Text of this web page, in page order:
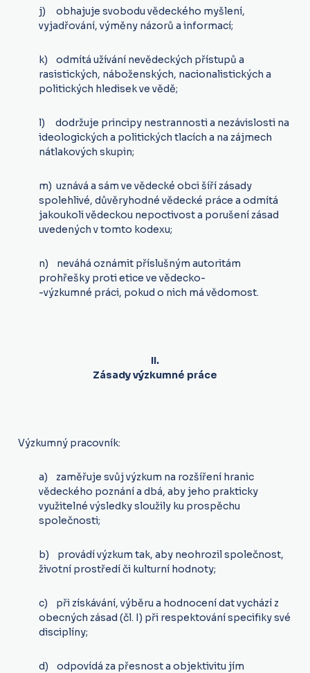
j) obhajuje svobodu vědeckého myšlení,
vyjadřování, výměny názorů a informací;
k) odmítá užívání nevědeckých přístupů a
rasistických, náboženských, nacionalistických a
politických hledisek ve vědě;
l) dodržuje principy nestrannosti a nezávislosti na
ideologických a politických tlacích a na zájmech
nátlakových skupin;
m) uznává a sám ve vědecké obci šíří zásady
spolehlivé, důvěryhodné vědecké práce a odmítá
jakoukoli vědeckou nepoctivost a porušení zásad
uvedených v tomto kodexu;
n) neváhá oznámit příslušným autoritám
prohřešky proti etice ve vědecko-
-výzkumné práci, pokud o nich má vědomost.
II.
Zásady výzkumné práce
Výzkumný pracovník:
a) zaměřuje svůj výzkum na rozšíření hranic
vědeckého poznání a dbá, aby jeho prakticky
využitelné výsledky sloužily ku prospěchu
společnosti;
b) provádí výzkum tak, aby neohrozil společnost,
životní prostředí či kulturní hodnoty;
c) při získávání, výběru a hodnocení dat vychází z
obecných zásad (čl. I) při respektování specifiky své
disciplíny;
d) odpovídá za přesnost a objektivitu jím